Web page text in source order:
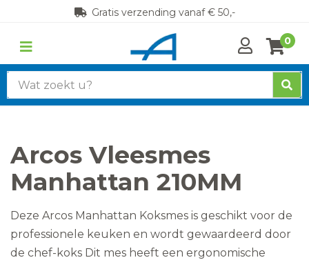
Gratis verzending vanaf € 50,-
0
Zoek
naar:
Arcos Vleesmes
Manhattan 210MM
Deze Arcos Manhattan Koksmes is geschikt voor de
professionele keuken en wordt gewaardeerd door
de chef-koks Dit mes heeft een ergonomische